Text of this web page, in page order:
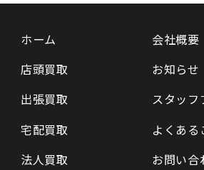
ホーム
店頭買取
出張買取
宅配買取
法人買取
会社概要
お知らせ
スタッフ
よくある
お問い合